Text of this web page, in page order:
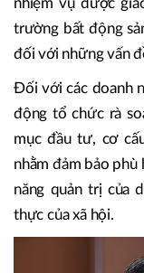
Bộ Nội vụ khẩn
định quy định về
dám làm, năng động
Các bộ, ngành,
nhiệm vụ được
trường bất động
đối với những vấn
Đối với các doanh
động tổ chức rà
mục đầu tư, cơ